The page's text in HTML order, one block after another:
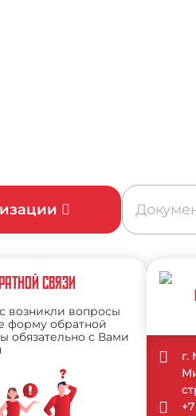
СВЯЗИ
возникли вопросы
форму обратной
обязательно с Вами
г.